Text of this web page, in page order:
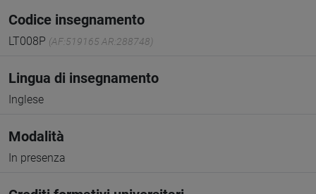
Codice insegnamento
LT008P (AF:519165 AR:288748)
Lingua di insegnamento
Inglese
Modalità
In presenza